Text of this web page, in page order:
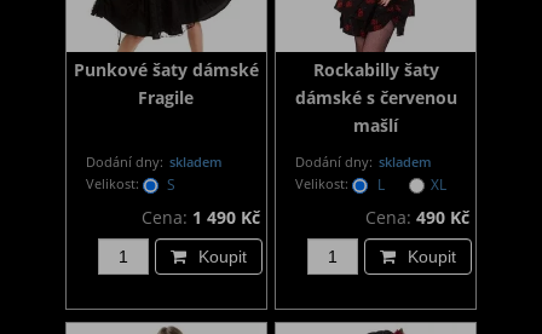
Punkové šaty dámské
Fragile
Dodání dny: skladem
Velikost:
S
Cena: 1 490 Kč
Koupit
Rockabilly šaty
dámské s červenou
mašlí
Dodání dny: skladem
Velikost:
L XL
Cena: 490 Kč
Koupit